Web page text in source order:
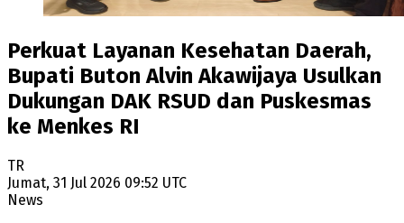
Perkuat Layanan Kesehatan Daerah,
Bupati Buton Alvin Akawijaya Usulkan
Dukungan DAK RSUD dan Puskesmas
ke Menkes RI
TR
Jumat, 31 Jul 2026 09:52 UTC
News